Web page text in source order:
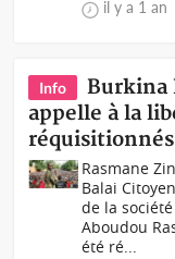
il y a 1 an
Info
Burkina
appelle à la
Rasmane
Balai
de la
Aboudou
été ré...